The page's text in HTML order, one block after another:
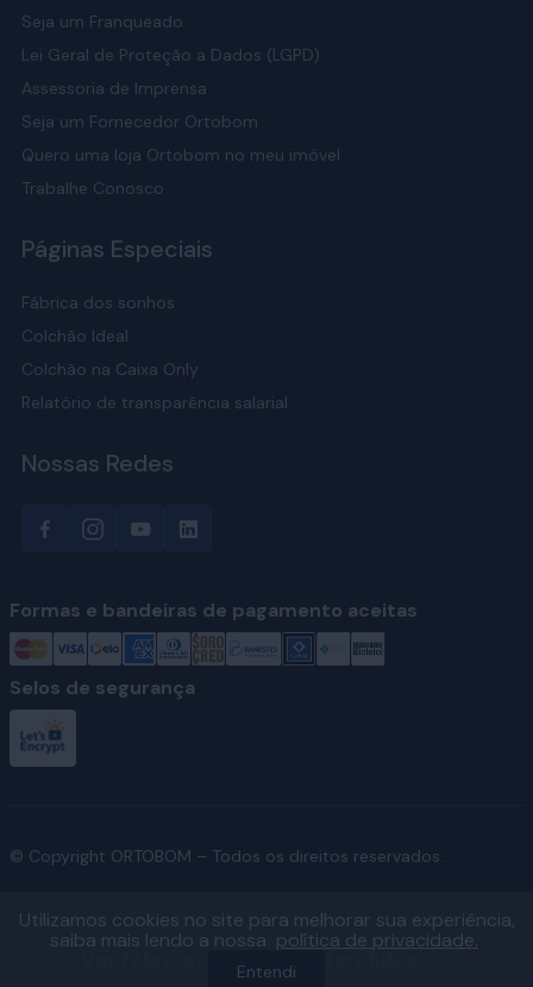
Seja um Franqueado
Lei Geral de Proteção a Dados (LGPD)
Assessoria de Imprensa
Seja um Fornecedor Ortobom
Quero uma loja Ortobom no meu imóvel
Trabalhe Conosco
Páginas Especiais
Fábrica dos sonhos
Colchão Ideal
Colchão na Caixa Only
Relatório de transparência salarial
Nossas Redes
Formas e bandeiras de pagamento aceitas
Selos de segurança
© Copyright ORTOBOM – Todos os direitos reservados.
Ver fábricas e regiões atendidas
Utilizamos cookies no site para melhorar sua experiência,
saiba mais lendo a nossa política de privacidade.
Entendi